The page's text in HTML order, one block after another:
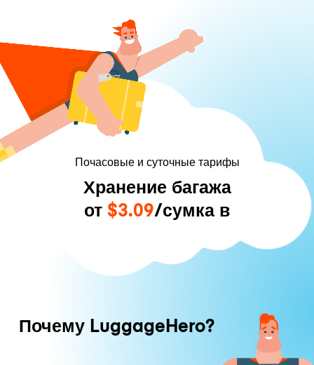
Почасовые и суточные тарифы
Хранение багажа
от $3.09/сумка в
Почему LuggageHero?